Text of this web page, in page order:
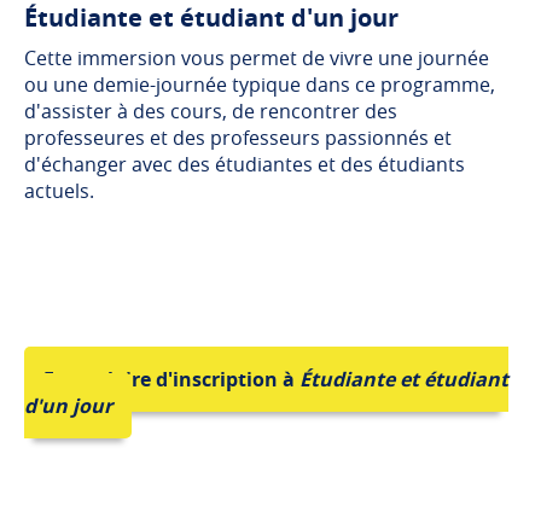
Étudiante et étudiant d'un jour
Cette immersion vous permet de vivre une journée
ou une demie-journée typique dans ce programme,
d'assister à des cours, de rencontrer des
professeures et des professeurs passionnés et
d'échanger avec des étudiantes et des étudiants
actuels.
Formulaire d'inscription à Étudiante et étudiant
d'un jour